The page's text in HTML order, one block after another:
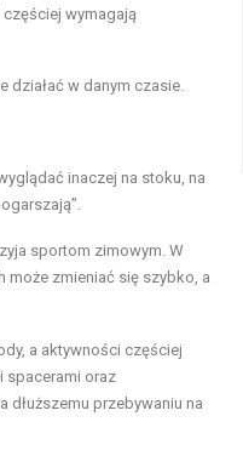
wymagają
działać w danym czasie.
inaczej na stoku, na
sportom zimowym. W
może zmieniać się szybko, a
a aktywności częściej
spacerami oraz
dłuższemu przebywaniu na